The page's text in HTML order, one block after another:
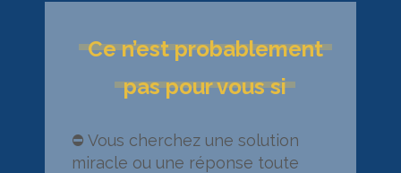
Ce n’est probablement
pas pour vous si
⛔ Vous cherchez une solution
miracle ou une réponse toute